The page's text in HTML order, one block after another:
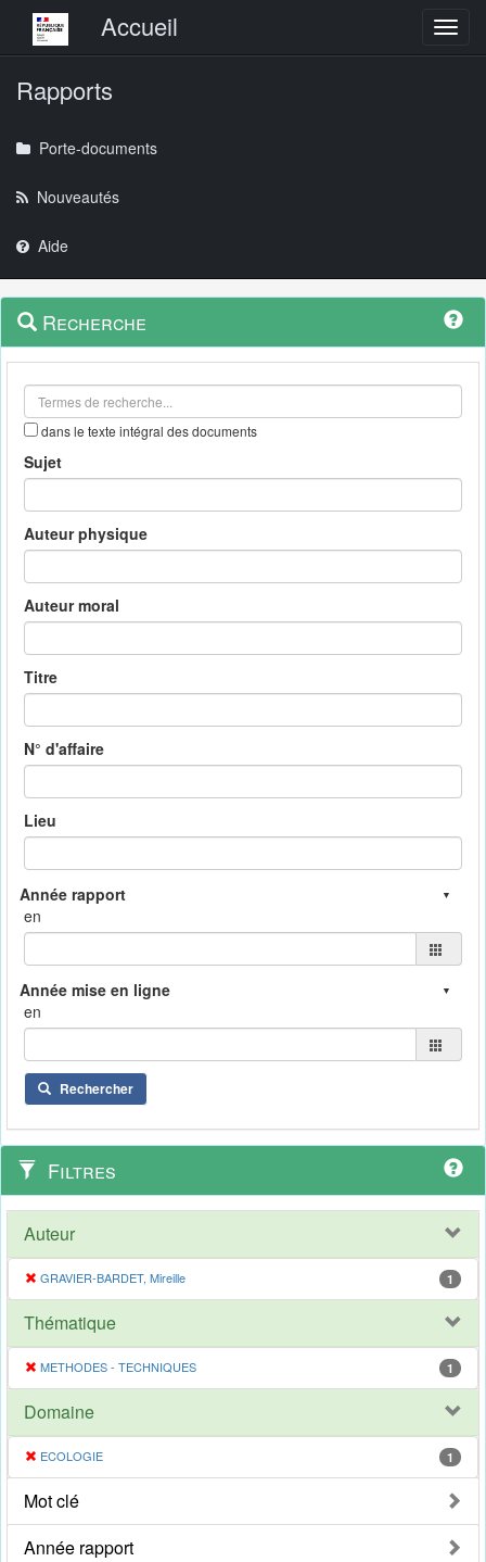
Menu principalAccueil
Rapports
Porte-documents
Nouveautés
Aide
Navigation
outils
Menu
contextuel
Recherche
dans le texte intégral des documents
Sujet
Auteur physique
Auteur moral
Titre
N° d'affaire
Lieu
en
en
Rechercher
Filtres
Auteur
GRAVIER-BARDET, Mireille 1
Thématique
METHODES - TECHNIQUES 1
Domaine
ECOLOGIE 1
Mot clé
Année rapport